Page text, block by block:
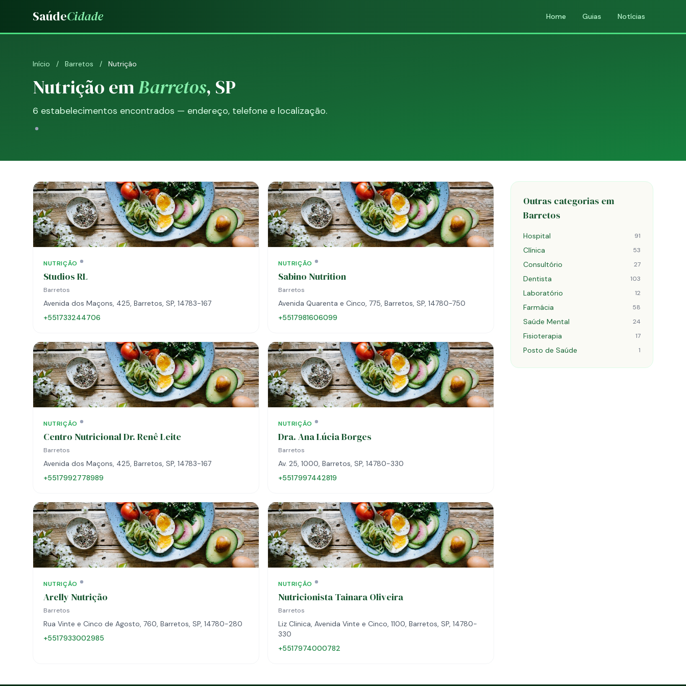
SaúdeCidade Home Guias Notícias
Início / Barretos / Nutrição
Nutrição emBarretos, SP
6 estabelecimentos encontrados — endereço, telefone e localização.
NUTRIÇÃO
Studios RL
Barretos
Avenida dos Maçons, 425, Barretos, SP, 14783-167
+551733244706
NUTRIÇÃO
Sabino Nutrition
Barretos
Avenida Quarenta e Cinco, 775, Barretos, SP, 14780-750
+5517981606099
NUTRIÇÃO
Centro Nutricional Dr. Renê Leite
Barretos
Avenida dos Maçons, 425, Barretos, SP, 14783-167
+5517992778989
NUTRIÇÃO
Dra. Ana Lúcia Borges
Barretos
Av. 25, 1000, Barretos, SP, 14780-330
+5517997442819
NUTRIÇÃO
Arelly Nutrição
Barretos
Rua Vinte e Cinco de Agosto, 760, Barretos, SP, 14780-280
+5517933002985
NUTRIÇÃO
Nutricionista Tainara Oliveira
Barretos
Liz Clinica, Avenida Vinte e Cinco, 1100, Barretos, SP, 14780-
330
+5517974000782
Outras categorias em
Barretos
Hospital 91
Clínica 53
Consultório 27
Dentista 103
Laboratório 12
Farmácia 58
Saúde Mental 24
Fisioterapia 17
Posto de Saúde 1